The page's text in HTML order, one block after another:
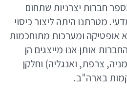
חברות יצרניות שתחום
מטרתנו היתה ליצור כיסוי
אופטיקה ומערכות מתוחכמות
אותן אנו מייצגים הן
צרפת, ואנגליה) וחלקן
בארה"ב.